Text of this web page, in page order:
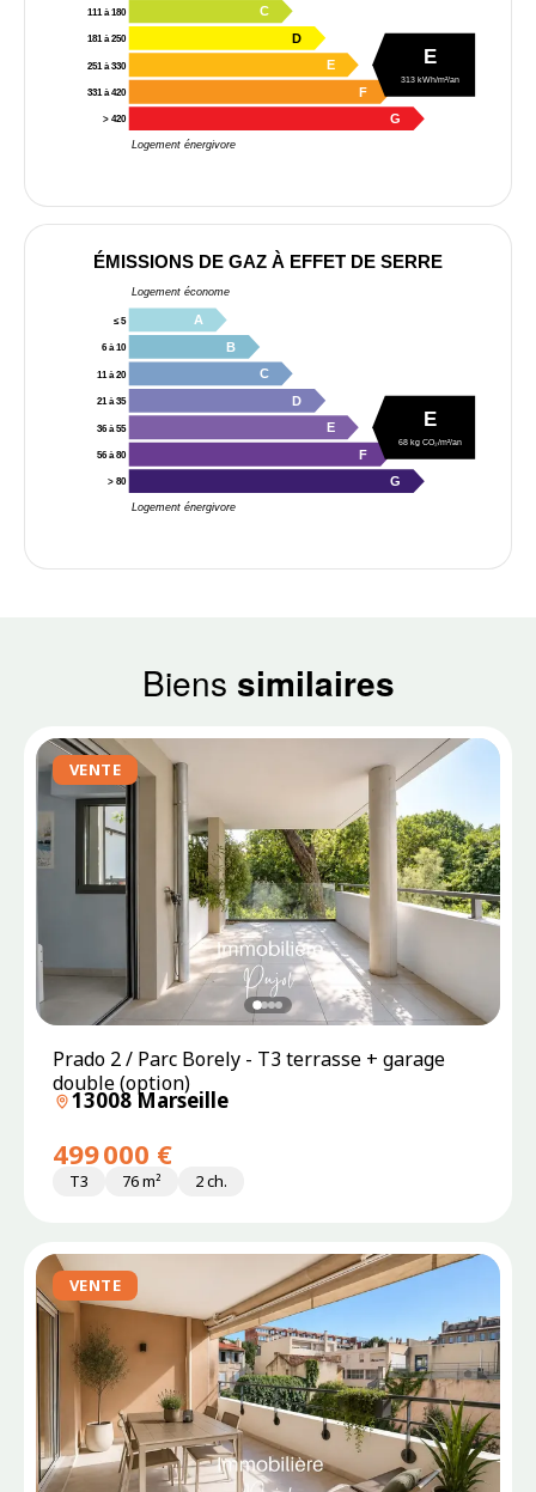
Logement énergivore
111 à 180 C
181 à 250 D
251 à 330 E
331 à 420 F
> 420 G
E
313 kWh/m²/an
ÉMISSIONS DE GAZ À EFFET DE SERRE
Logement économe
Logement énergivore
≤ 5 A
6 à 10 B
11 à 20 C
21 à 35 D
36 à 55 E
56 à 80 F
> 80 G
E
68 kg CO₂/m²/an
Biens similaires
VENTE
Prado 2 / Parc Borely - T3 terrasse + garage
double (option)
13008 Marseille
499 000 €
T3 76 m² 2 ch.
VENTE